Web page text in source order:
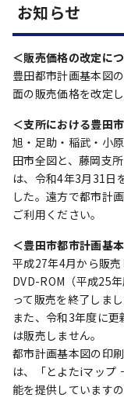
お知らせ
＜販売価格の改定に
豊田都市計画基本図
面の販売価格を改定し
＜支所における豊田
旭・足助・稲武・小
田市全図と、藤岡支
は、令和4年3月31日
した。遠方で都市計
ご利用ください。
＜豊田市都市計画基
平成27年4月から販
DVD-ROM（平成25
って販売を終了しまし
また、令和3年度に
は販売しません。
都市計画基本図の印
は、「とよたiマップ
能を提供しています